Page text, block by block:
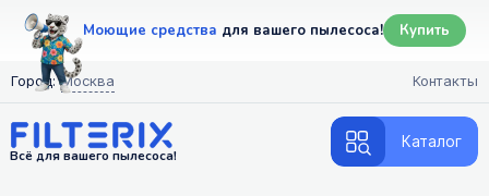
Моющие средства для вашего пылесоса! Купить
Город: Москва Контакты
Всё для вашего пылесоса!
Каталог